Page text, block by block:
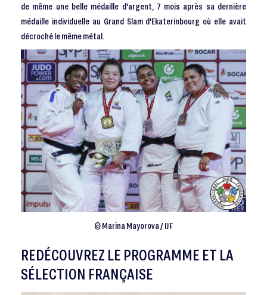
de même une belle médaille d'argent, 7 mois après sa dernière
médaille individuelle au Grand Slam d'Ekaterinbourg où elle avait
décroché le même métal.
© Marina Mayorova / IJF
REDÉCOUVREZ LE PROGRAMME ET LA
SÉLECTION FRANÇAISE